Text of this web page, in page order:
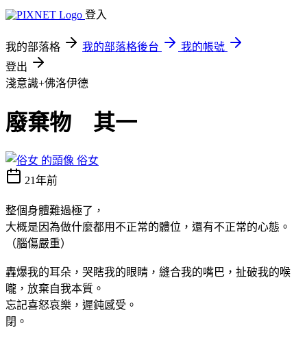
登入
我的部落格 我的部落格後台
我的帳號
登出
淺意識+佛洛伊德
廢棄物 其一
俗女
21年前
整個身體難過極了，
大概是因為做什麼都用不正常的體位，還有不正常的心態。
（腦傷嚴重）
轟爆我的耳朵，哭瞎我的眼睛，縫合我的嘴巴，扯破我的喉
嚨，放棄自我本質。
忘記喜怒哀樂，遲鈍感受。
閉。